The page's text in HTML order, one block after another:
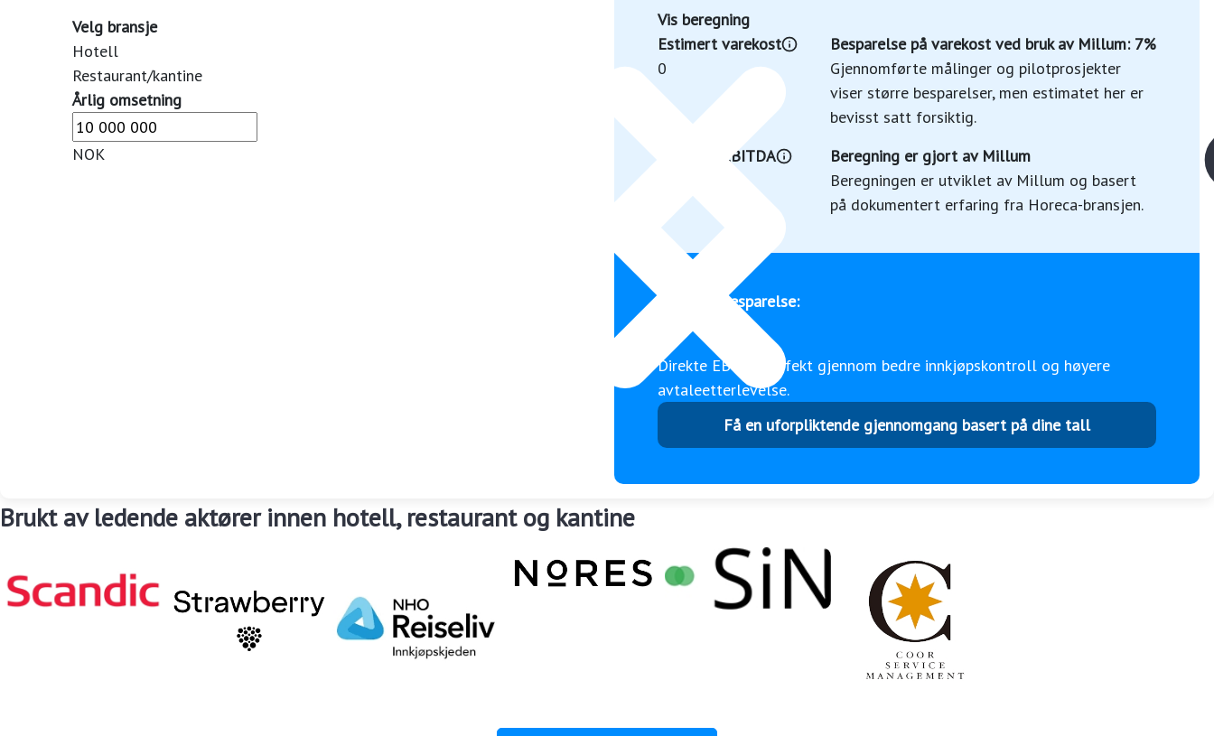
Velg bransje
Hotell
Restaurant/kantine
Årlig omsetning
NOK
Vis beregning
Estimert varekost
0
Besparelse på varekost ved bruk av Millum: 7%
Gjennomførte målinger og pilotprosjekter
viser større besparelser, men estimatet her er
bevisst satt forsiktig.
Estimert EBITDA
Beregning er gjort av Millum
Beregningen er utviklet av Millum og basert
på dokumentert erfaring fra Horeca-bransjen.
Estimert besparelse:
Direkte EBITDA-effekt gjennom bedre innkjøpskontroll og høyere
avtaleetterlevelse.
Få en uforpliktende gjennomgang basert på dine tall
Brukt av ledende aktører innen hotell, restaurant og kantine